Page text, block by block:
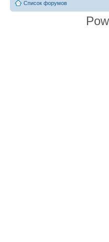
Список форумов